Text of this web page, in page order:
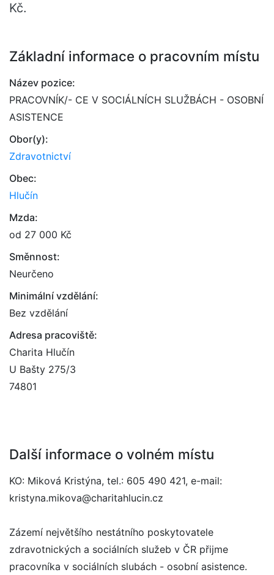
Kč.
Základní informace o pracovním místu
Název pozice:
PRACOVNÍK/- CE V SOCIÁLNÍCH SLUŽBÁCH - OSOBNÍ
ASISTENCE
Obor(y):
Zdravotnictví
Obec:
Hlučín
Mzda:
od 27 000 Kč
Směnnost:
Neurčeno
Minimální vzdělání:
Bez vzdělání
Adresa pracoviště:
Charita Hlučín
U Bašty 275/3
74801
Další informace o volném místu
KO: Miková Kristýna, tel.: 605 490 421, e-mail:
kristyna.mikova@charitahlucin.cz
Zázemí největšího nestátního poskytovatele
zdravotnických a sociálních služeb v ČR přijme
pracovníka v sociálních slubách - osobní asistence.